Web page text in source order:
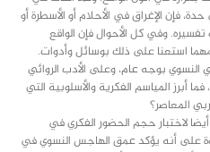
فإن الإغراق في الأحلام أو الأسطرة أو
تفسيره. وفي كل الأحوال فإن الواقع
استعنا على ذلك بوسائل وأدوات.
النسوي بوجه عام، وعلى الأدب الروائي
المياسم الفكرية والأسلوبية التي
المعاصر؟
لاختبار حجم الحضور الفكري في
على أنه يؤكد عمق الهاجس النسوي في